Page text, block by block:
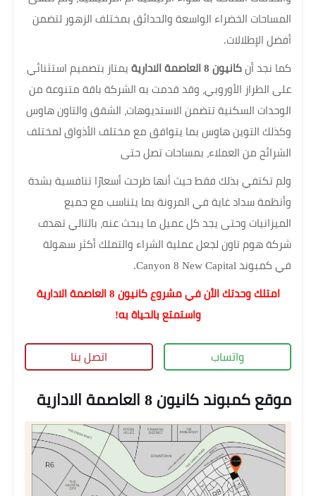
المساحات الخضراء الواسعة والحدائق بمختلف الزهور لتضمن
أفضل الإطلالات.
كما نجد أن كانيون 8 العاصمة الادارية
يمتاز بتصميم استثنائي
على الطراز الأوروبي، وقد قدمت به الشركة باقة متنوعة من
الوحدات السكنية تتضمن الاستديوهات، الشقق والتاون هاوس
وكذلك التوين هاوس بما يتوافق مع مختلف الأذواق لمختلف
الشرائح من العملاء، بمساحات تصل حتى
ولم تكتفي بذلك فقط حيث أنها طرحت أسعارًا تنافسية بشدة
وأنظمة سداد غاية في المرونة بما يتناسب مع جميع
الميزانيات وحتى يجد كل عميل ما يبحث عنه، بالتالي تهدف
شركة هوم تاون لجعل عملية الشراء والتملك أكثر سهولة
في كمبوند Canyon 8 New Capital.
امتلك وحدتك الأن في مشروع كانيون 8 العاصمة الادارية
واستمتع بالحياة به!
واتساب اتصل بنا
موقع كمبوند كانيون 8 العاصمة الادارية